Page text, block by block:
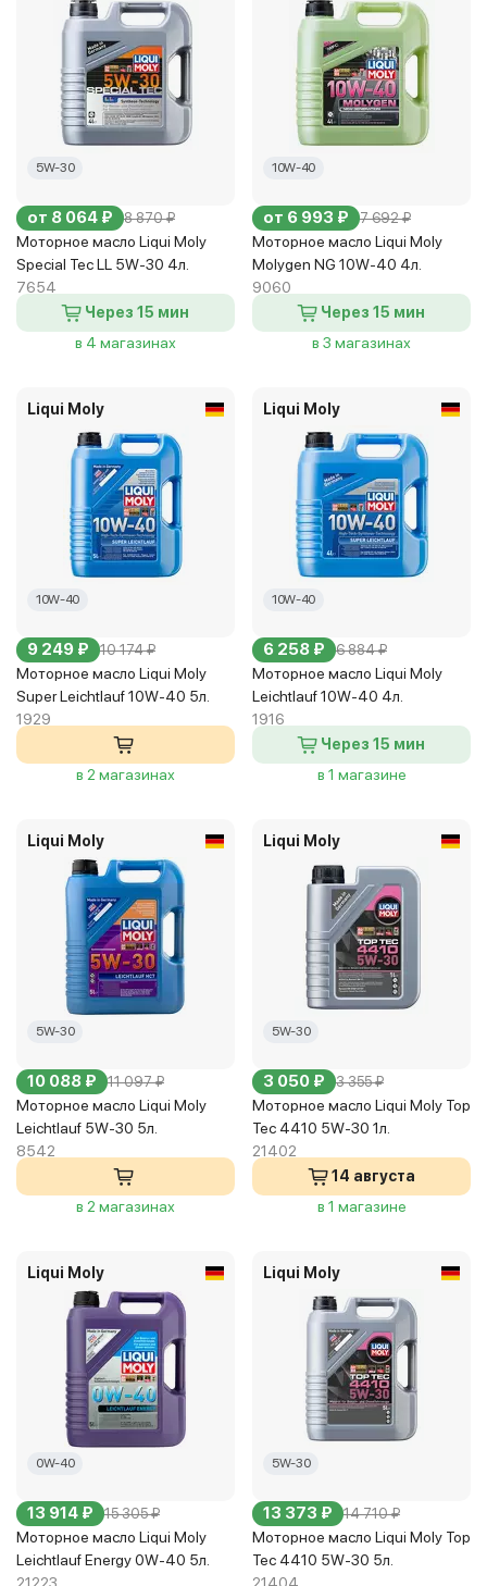
5W-30
от 8 064 ₽ 8 870 ₽
Моторное масло Liqui Moly
Special Tec LL 5W-30 4л.
7654
Через 15 мин
в 4 магазинах
10W-40
от 6 993 ₽ 7 692 ₽
Моторное масло Liqui Moly
Molygen NG 10W-40 4л.
9060
Через 15 мин
в 3 магазинах
Liqui Moly
10W-40
9 249 ₽ 10 174 ₽
Моторное масло Liqui Moly
Super Leichtlauf 10W-40 5л.
1929
в 2 магазинах
Liqui Moly
10W-40
6 258 ₽ 6 884 ₽
Моторное масло Liqui Moly
Leichtlauf 10W-40 4л.
1916
Через 15 мин
в 1 магазине
Liqui Moly
5W-30
10 088 ₽ 11 097 ₽
Моторное масло Liqui Moly
Leichtlauf 5W-30 5л.
8542
в 2 магазинах
Liqui Moly
5W-30
3 050 ₽ 3 355 ₽
Моторное масло Liqui Moly Top
Tec 4410 5W-30 1л.
21402
14 августа
в 1 магазине
Liqui Moly
0W-40
13 914 ₽ 15 305 ₽
Моторное масло Liqui Moly
Leichtlauf Energy 0W-40 5л.
Liqui Moly
5W-30
13 373 ₽ 14 710 ₽
Моторное масло Liqui Moly Top
Tec 4410 5W-30 5л.